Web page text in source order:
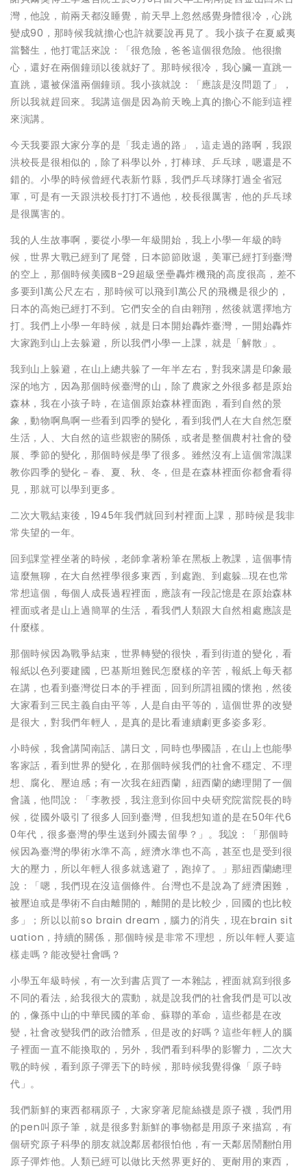
灣，他說，前兩天都沒睡覺，前天早上忽然感覺身體很冷，心跳
變成90，那時候我就擔心也許就要說再見了。我小孩子在夏威夷
當醫生，他打電話來說：「很危險，爸爸這個很危險。他很擔
心，還好在兩個鐘頭以後就好了。那時候很冷，我心臟一直跳一
直跳，還被保溫兩個鐘頭。我小孩就說：「應該是沒問題了」，
所以我就趕回來。我講這個是因為前天晚上真的擔心不能到這裡
來演講。
今天我要跟大家分享的是「我走過的路」，這走過的路啊，我跟
洪校長是很相似的，除了科學以外，打棒球、乒乓球，嗯還是不
錯的。小學的時候曾經代表新竹縣，我們乒乓球隊打過全省冠
軍，可是有一天跟洪校長打打不過他，校長很厲害，他的乒乓球
是很厲害的。
我的人生故事啊，要從小學一年級開始，我上小學一年級的時
候，世界大戰已經到了尾聲，日本節節敗退，美軍已經打到臺灣
的空上，那個時候美國B-29超級堡壘轟炸機飛的高度很高，差不
多要到1萬公尺左右，那時候可以飛到1萬公尺的飛機是很少的，
日本的高炮已經打不到。它們安全的自由翱翔，然後就選擇地方
打。我們上小學一年時候，就是日本開始轟炸臺灣，一開始轟炸
大家跑到山上去躲避，所以我們小學一上課，就是「解散」。
我到山上躲避，在山上總共躲了一年半左右，對我來講是印象最
深的地方，因為那個時候臺灣的山，除了農家之外很多都是原始
森林，我在小孩子時，在這個原始森林裡面跑，看到自然的景
象，動物啊鳥啊一些看到四季的變化，看到我們人在大自然怎麼
生活，人、大自然的這些親密的關係，或者是整個農村社會的發
展、季節的變化，那個時候是學了很多。雖然沒有上這個常識課
教你四季的變化－春、夏、秋、冬，但是在森林裡面你都會看得
見，那就可以學到更多。
二次大戰結束後，1945年我們就回到村裡面上課，那時候是我非
常失望的一年。
回到課堂裡坐著的時候，老師拿著粉筆在黑板上教課，這個事情
這麼無聊，在大自然裡學很多東西，到處跑、到處躲…現在也常
常想這個，每個人成長過程裡面，應該有一段記憶是在原始森林
裡面或者是山上過簡單的生活，看我們人類跟大自然相處應該是
什麼樣。
那個時候因為戰爭結束，世界轉變的很快，看到街道的變化，看
報紙以色列要建國，巴基斯坦難民怎麼樣的辛苦，報紙上每天都
在講，也看到臺灣從日本的手裡面，回到所謂祖國的懷抱，然後
大家看到三民主義自由平等，人是自由平等的，這個世界的改變
是很大，對我們年輕人，是真的是比看連續劇更多姿多彩。
小時候，我會講閩南話、講日文，同時也學國語，在山上也能學
客家話，看到世界的變化，在那個時候我們的社會不穩定、不理
想、腐化、壓迫感；有一次我在紐西蘭，紐西蘭的總理開了一個
會議，他問說：「李教授，我注意到你回中央研究院當院長的時
候，從國外吸引了很多人回到臺灣，但我想知道的是在50年代6
0年代，很多臺灣的學生送到外國去留學？」。我說：「那個時
候因為臺灣的學術水準不高，經濟水準也不高，甚至也是受到很
大的壓力，所以年輕人很多就逃避了，跑掉了。」那紐西蘭總理
說：「嗯，我們現在沒這個條件。台灣也不是說為了經濟困難，
被壓迫或是學術不自由離開的，離開的是比較少，回國的也比較
多」；所以以前so brain dream，腦力的消失，現在brain sit
uation，持續的關係，那個時候是非常不理想，所以年輕人要這
樣走嗎？能改變社會嗎？
小學五年級時候，有一次到書店買了一本雜誌，裡面就寫到很多
不同的看法，給我很大的震動，就是說我們的社會我們是可以改
的，像孫中山的中華民國的革命、蘇聯的革命，這些都是在改
變，社會改變我們的政治體系，但是改的好嗎？這些年輕人的腦
子裡面一直不能換取的，另外，我們看到科學的影響力，二次大
戰的時候，看到原子彈丟下的時候，那時候我覺得像「原子時
代」。
我們新鮮的東西都稱原子，大家穿著尼龍絲襪是原子襪，我們用
的pen叫原子筆，就是很多對新鮮的事物都是用原子來描寫，有
個研究原子科學的朋友就說鄰居都很怕他，有一天鄰居鬧翻怕用
原子彈炸他。人類已經可以做比天然界更好的、更耐用的東西，